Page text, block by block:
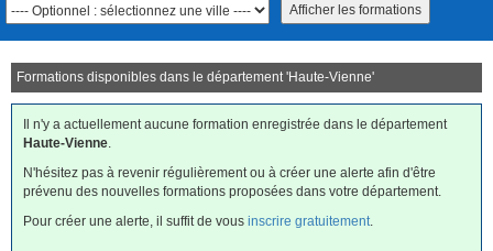
Formations disponibles dans le département 'Haute-Vienne'
Il n'y a actuellement aucune formation enregistrée dans le département
Haute-Vienne.
N'hésitez pas à revenir régulièrement ou à créer une alerte afin d'être
prévenu des nouvelles formations proposées dans votre département.
Pour créer une alerte, il suffit de vous inscrire gratuitement.